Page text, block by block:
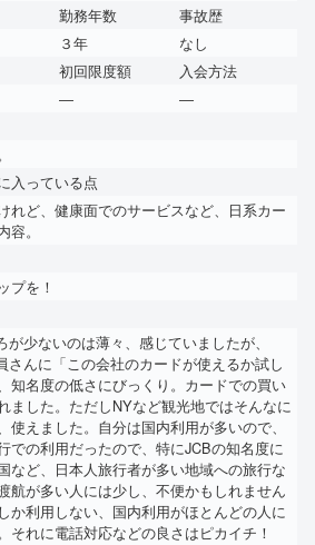
勤務年数
事故歴
３年
なし
初回限度額
入会方法
―
―
入っている点
れど、健康面でのサービスなど、日系カー
。
プを！
少ないのは薄々、感じていましたが、
さんに「この会社のカードが使えるか試し
知名度の低さにびっくり。カードでの買い
ました。ただしNYなど観光地ではそんなに
使えました。自分は国内利用が多いので、
での利用だったので、特にJCBの知名度に
など、日本人旅行者が多い地域への旅行な
航が多い人には少し、不便かもしれません
か利用しない、国内利用がほとんどの人に
それに電話対応などの良さはピカイチ！